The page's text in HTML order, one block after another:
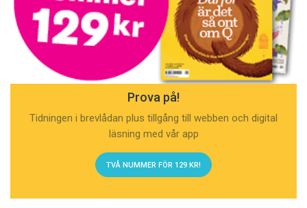
Prova på!
Tidningen i brevlådan plus tillgång till webben och digital
läsning med vår app
TVÅ NUMMER FÖR 129 KR!